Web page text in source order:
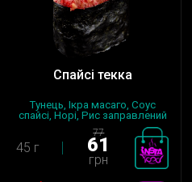
Спайсі текка
Тунець, Ікра масаго, Соус
спайсі, Норі, Рис заправлений
45 г
77
61
грн